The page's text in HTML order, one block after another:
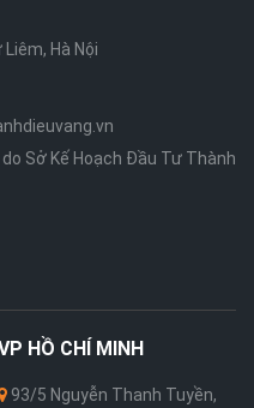
Hà Nội
Sở Kế Hoạch Đầu Tư Thành
HỒ CHÍ MINH
93/5 Nguyễn Thanh Tuyền,